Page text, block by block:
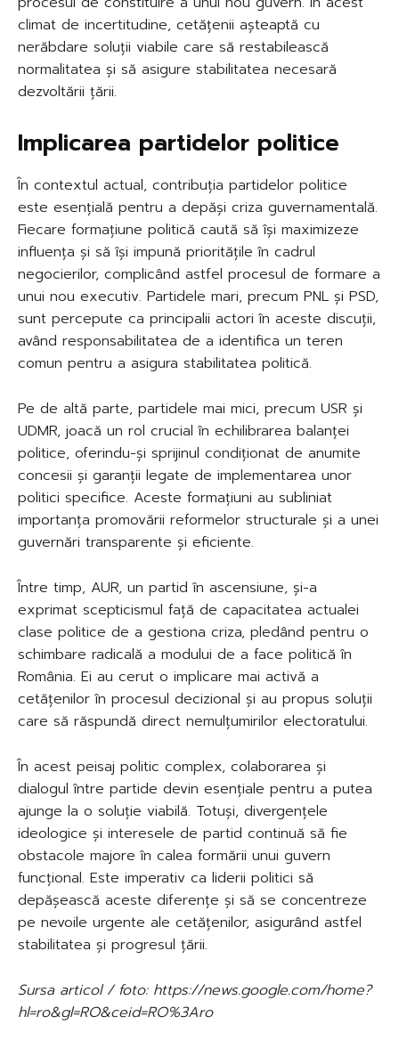
climat de incertitudine, cetățenii așteaptă cu
nerăbdare soluții viabile care să restabilească
normalitatea și să asigure stabilitatea necesară
dezvoltării țării.
Implicarea partidelor politice
În contextul actual, contribuția partidelor politice
este esențială pentru a depăși criza guvernamentală.
Fiecare formațiune politică caută să își maximizeze
influența și să își impună prioritățile în cadrul
negocierilor, complicând astfel procesul de formare a
unui nou executiv. Partidele mari, precum PNL și PSD,
sunt percepute ca principalii actori în aceste discuții,
având responsabilitatea de a identifica un teren
comun pentru a asigura stabilitatea politică.
Pe de altă parte, partidele mai mici, precum USR și
UDMR, joacă un rol crucial în echilibrarea balanței
politice, oferindu-și sprijinul condiționat de anumite
concesii și garanții legate de implementarea unor
politici specifice. Aceste formațiuni au subliniat
importanța promovării reformelor structurale și a unei
guvernări transparente și eficiente.
Între timp, AUR, un partid în ascensiune, și-a
exprimat scepticismul față de capacitatea actualei
clase politice de a gestiona criza, pledând pentru o
schimbare radicală a modului de a face politică în
România. Ei au cerut o implicare mai activă a
cetățenilor în procesul decizional și au propus soluții
care să răspundă direct nemulțumirilor electoratului.
În acest peisaj politic complex, colaborarea și
dialogul între partide devin esențiale pentru a putea
ajunge la o soluție viabilă. Totuși, divergențele
ideologice și interesele de partid continuă să fie
obstacole majore în calea formării unui guvern
funcțional. Este imperativ ca liderii politici să
depășească aceste diferențe și să se concentreze
pe nevoile urgente ale cetățenilor, asigurând astfel
stabilitatea și progresul țării.
Sursa articol / foto: https://news.google.com/home?
hl=ro&gl=RO&ceid=RO%3Aro